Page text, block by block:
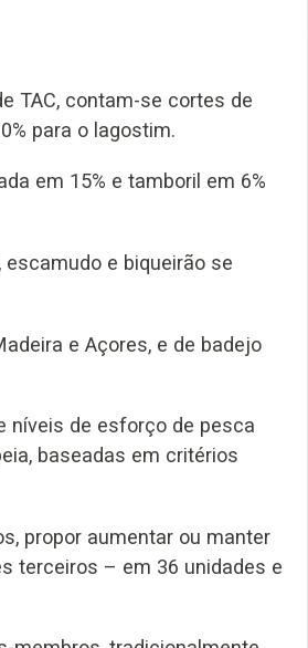
TAC, contam-se cortes de
para o lagostim.
em 15% e tamboril em 6%
e biqueirão se
e Açores, e de badejo
níveis de esforço de pesca
baseadas em critérios
propor aumentar ou manter
terceiros – em 36 unidades e